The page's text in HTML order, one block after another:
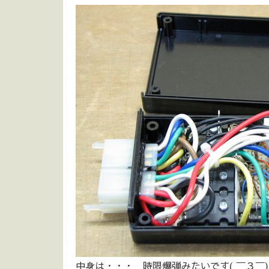
中身は・・・ 時限爆弾みたいです( ￣３